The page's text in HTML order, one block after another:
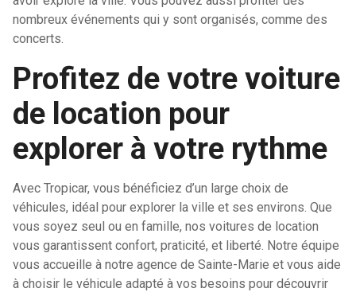
nombreux événements qui y sont organisés, comme des
concerts.
Profitez de votre voiture
de location pour
explorer à votre rythme
Avec Tropicar, vous bénéficiez d’un large choix de
véhicules, idéal pour explorer la ville et ses environs. Que
vous soyez seul ou en famille, nos voitures de location
vous garantissent confort, praticité, et liberté. Notre équipe
vous accueille à notre agence de Sainte-Marie et vous aide
à choisir le véhicule adapté à vos besoins pour découvrir